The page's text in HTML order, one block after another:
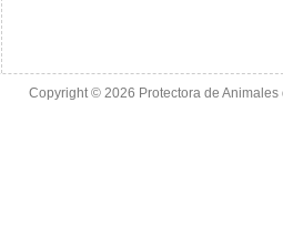
Copyright © 2026 Protectora de Animales